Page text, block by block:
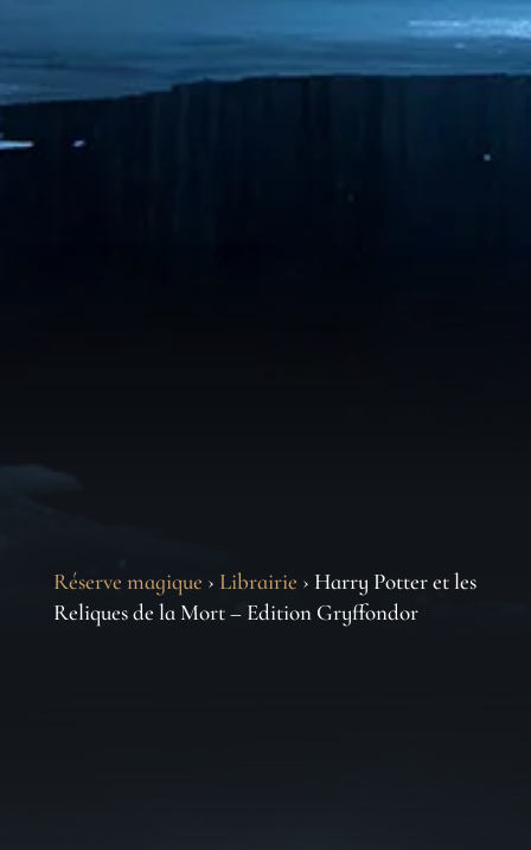
Réserve magique › Librairie › Harry Potter et les
Reliques de la Mort – Edition Gryffondor